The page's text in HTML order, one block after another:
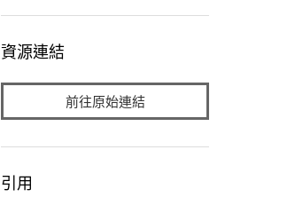
資源連結
前往原始連結
引用